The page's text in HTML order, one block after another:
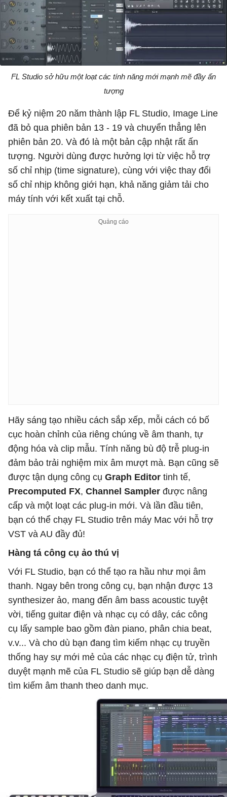
FL Studio sở hữu một loạt các tính năng mới mạnh mẽ đầy ấn
tượng
Để kỷ niệm 20 năm thành lập FL Studio, Image Line
đã bỏ qua phiên bản 13 - 19 và chuyển thẳng lên
phiên bản 20. Và đó là một bản cập nhật rất ấn
tượng. Người dùng được hưởng lợi từ việc hỗ trợ
số chỉ nhịp (time signature), cùng với việc thay đổi
số chỉ nhịp không giới hạn, khả năng giảm tải cho
máy tính với kết xuất tại chỗ.
Hãy sáng tạo nhiều cách sắp xếp, mỗi cách có bố
cục hoàn chỉnh của riêng chúng về âm thanh, tự
động hóa và clip mẫu. Tính năng bù độ trễ plug-in
đảm bảo trải nghiệm mix âm mượt mà. Bạn cũng sẽ
được tận dụng công cụ Graph Editor tinh tế,
Precomputed FX, Channel Sampler được nâng
cấp và một loạt các plug-in mới. Và lần đầu tiên,
bạn có thể chạy FL Studio trên máy Mac với hỗ trợ
VST và AU đầy đủ!
Hàng tá công cụ ảo thú vị
Với FL Studio, bạn có thể tạo ra hầu như mọi âm
thanh. Ngay bên trong công cụ, bạn nhận được 13
synthesizer ảo, mang đến âm bass acoustic tuyệt
vời, tiếng guitar điện và nhạc cụ có dây, các công
cụ lấy sample bao gồm đàn piano, phân chia beat,
v.v... Và cho dù bạn đang tìm kiếm nhạc cụ truyền
thống hay sự mới mẻ của các nhạc cụ điện tử, trình
duyệt mạnh mẽ của FL Studio sẽ giúp bạn dễ dàng
tìm kiếm âm thanh theo danh mục.